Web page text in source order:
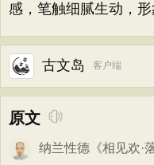
感，笔触细腻生动，形
古文岛 客户端
原文
纳兰性德 《相见欢·